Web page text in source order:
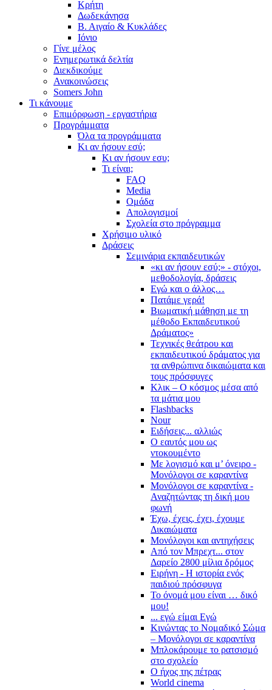
Κρήτη
Δωδεκάνησα
Β. Αιγαίο & Κυκλάδες
Ιόνιο
Γίνε μέλος
Ενημερωτικά δελτία
Διεκδικούμε
Ανακοινώσεις
Somers John
Τι κάνουμε
Επιμόρφωση - εργαστήρια
Προγράμματα
Όλα τα προγράμματα
Κι αν ήσουν εσύ;
Κι αν ήσουν εσυ;
Τι είναι;
FAQ
Media
Ομάδα
Απολογισμοί
Σχολεία στο πρόγραμμα
Χρήσιμο υλικό
Δράσεις
Σεμινάρια εκπαιδευτικών
«κι αν ήσουν εσύ;» - στόχοι,
μεθοδολογία, δράσεις
Εγώ και ο άλλος…
Πατάμε γερά!
Βιωματική μάθηση με τη
μέθοδο Εκπαιδευτικού
Δράματος»
Τεχνικές θεάτρου και
εκπαιδευτικού δράματος για
τα ανθρώπινα δικαιώματα και
τους πρόσφυγες
Κλικ – Ο κόσμος μέσα από
τα μάτια μου
Flashbacks
Nour
Ειδήσεις... αλλιώς
Ο εαυτός μου ως
ντοκουμέντο
Με λογισμό και μ’ όνειρο -
Μονόλογοι σε καραντίνα
Μονόλογοι σε καραντίνα -
Αναζητώντας τη δική μου
φωνή
Έχω, έχεις, έχει, έχουμε
Δικαιώματα
Μονόλογοι και αντηχήσεις
Από τον Μπρεχτ... στον
Δαρείο 2800 μίλια δρόμος
Ειρήνη - Η ιστορία ενός
παιδιού πρόσφυγα
Το όνομά μου είναι … δικό
μου!
... εγώ είμαι Εγώ
Κινώντας το Νομαδικό Σώμα
– Μονόλογοι σε καραντίνα
Μπλοκάρουμε το ρατσισμό
στο σχολείο
Ο ήχος της πέτρας
World cinema